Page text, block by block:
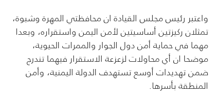
واعتبر رئيس مجلس القيادة ان محافظتي المهرة وشبوة،
تمثلان ركيزتين أساسيتين لأمن اليمن واستقراره، وبعدا
مهما في حماية أمن دول الجوار والممرات الحيوية،
موضحا ان أي محاولات لزعزعة الاستقرار فيهما تندرج
ضمن تهديدات أوسع تستهدف الدولة اليمنية، وأمن
المنطقة بأسرها.